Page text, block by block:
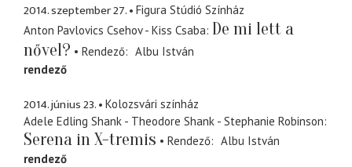
2014. szeptember 27.
Figura Stúdió Színház
Anton Pavlovics Csehov - Kiss Csaba De mi lett a
nővel?
Rendező
Albu István
rendező
2014. június 23.
Kolozsvári színház
Adele Edling Shank - Theodore Shank - Stephanie Robinson
Serena in X-tremis Rendező
Albu István
rendező